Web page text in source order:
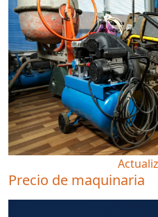
Precio de maquinaria